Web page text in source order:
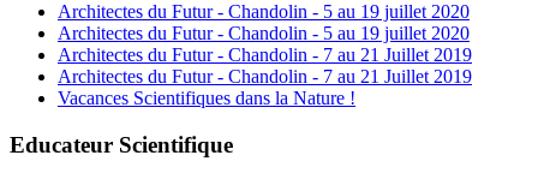
Architectes du Futur - Chandolin - 5 au 19 juillet 2020
Architectes du Futur - Chandolin - 5 au 19 juillet 2020
Architectes du Futur - Chandolin - 7 au 21 Juillet 2019
Architectes du Futur - Chandolin - 7 au 21 Juillet 2019
Vacances Scientifiques dans la Nature !
Educateur Scientifique